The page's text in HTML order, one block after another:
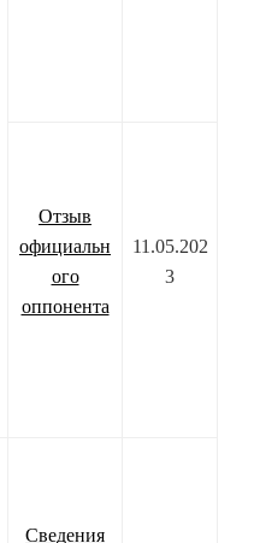
Отзыв
официальн
ого
оппонента
11.05.202
3
Сведения